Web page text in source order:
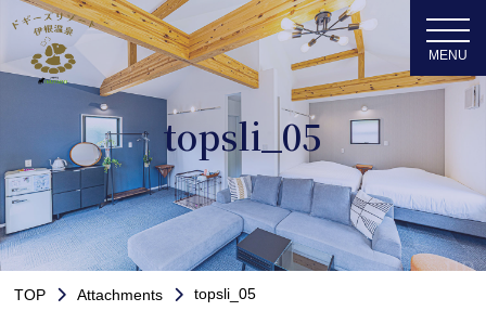
topsli_05
TOP Attachments topsli_05